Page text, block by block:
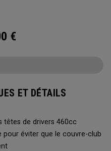
€
ET DÉTAILS
têtes de drivers 460cc
pour éviter que le couvre-club